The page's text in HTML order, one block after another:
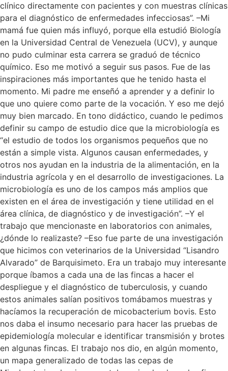
clínico directamente con pacientes y con muestras clínicas
para el diagnóstico de enfermedades infecciosas”. –Mi
mamá fue quien más influyó, porque ella estudió Biología
en la Universidad Central de Venezuela (UCV), y aunque
no pudo culminar esta carrera se graduó de técnico
químico. Eso me motivó a seguir sus pasos. Fue de las
inspiraciones más importantes que he tenido hasta el
momento. Mi padre me enseñó a aprender y a definir lo
que uno quiere como parte de la vocación. Y eso me dejó
muy bien marcado. En tono didáctico, cuando le pedimos
definir su campo de estudio dice que la microbiología es
“el estudio de todos los organismos pequeños que no
están a simple vista. Algunos causan enfermedades, y
otros nos ayudan en la industria de la alimentación, en la
industria agrícola y en el desarrollo de investigaciones. La
microbiología es uno de los campos más amplios que
existen en el área de investigación y tiene utilidad en el
área clínica, de diagnóstico y de investigación”. –Y el
trabajo que mencionaste en laboratorios con animales,
¿dónde lo realizaste? –Eso fue parte de una investigación
que hicimos con veterinarios de la Universidad “Lisandro
Alvarado” de Barquisimeto. Era un trabajo muy interesante
porque íbamos a cada una de las fincas a hacer el
despliegue y el diagnóstico de tuberculosis, y cuando
estos animales salían positivos tomábamos muestras y
hacíamos la recuperación de micobacterium bovis. Esto
nos daba el insumo necesario para hacer las pruebas de
epidemiología molecular e identificar transmisión y brotes
en algunas fincas. El trabajo nos dio, en algún momento,
un mapa generalizado de todas las cepas de